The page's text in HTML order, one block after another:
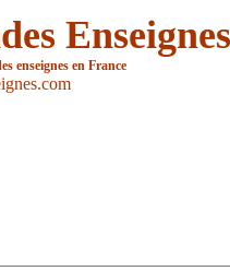
Enseignes
enseignes en France